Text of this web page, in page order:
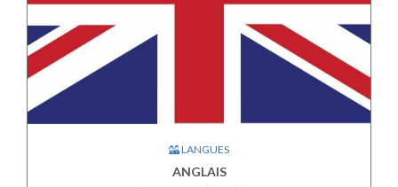
LANGUES
ANGLAIS